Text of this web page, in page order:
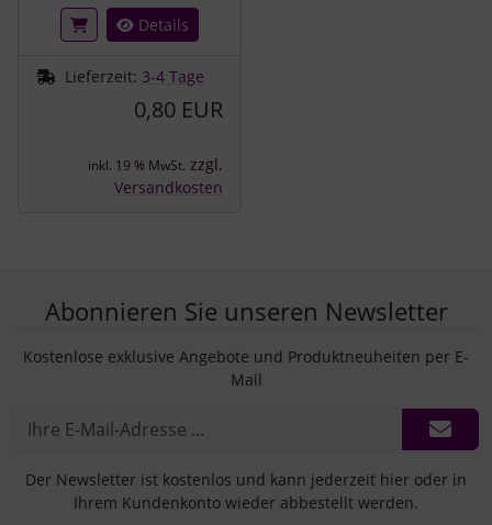
Details
Lieferzeit: 3-4 Tage
0,80 EUR
inkl. 19 % MwSt. zzgl.
Versandkosten
Abonnieren Sie unseren Newsletter
Kostenlose exklusive Angebote und Produktneuheiten per E-
Mail
Der Newsletter ist kostenlos und kann jederzeit hier oder in
Ihrem Kundenkonto wieder abbestellt werden.